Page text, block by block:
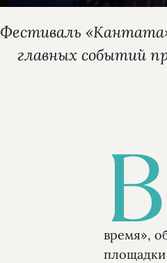
Фестиваль
главных событий
В
время»,
площадки